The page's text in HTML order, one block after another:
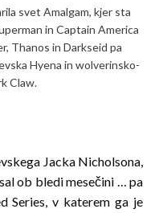
svet Amalgam, kjer sta
in Captain America
Thanos in Darkseid pa
Hyena in wolverinsko-
Claw.
Jacka Nicholsona,
ob bledi mesečini … pa
Series, v katerem ga je